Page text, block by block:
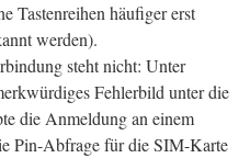
Tastenreihen häufiger erst
werden).
steht nicht: Unter
Fehlerbild unter die
die Anmeldung an einem
Pin-Abfrage für die SIM-Karte